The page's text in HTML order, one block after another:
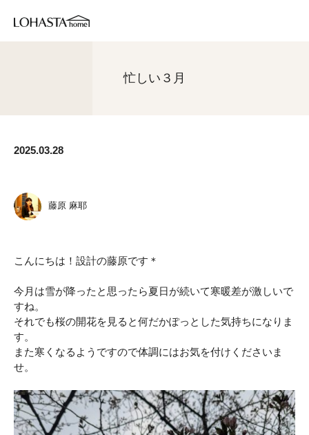
忙しい３月
2025.03.28
藤原 麻耶
こんにちは！設計の藤原です＊
今月は雪が降ったと思ったら夏日が続いて寒暖差が激しいで
すね。
それでも桜の開花を見ると何だかぽっとした気持ちになりま
す。
また寒くなるようですので体調にはお気を付けくださいま
せ。